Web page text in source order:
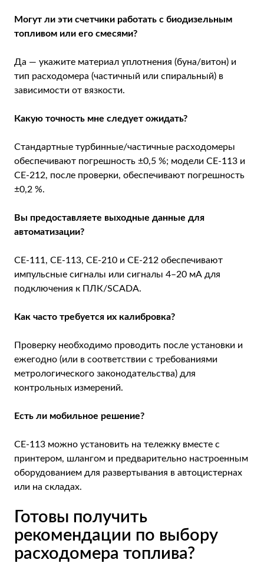
Могут ли эти счетчики работать с биодизельным
топливом или его смесями?
Да — укажите материал уплотнения (буна/витон) и
тип расходомера (частичный или спиральный) в
зависимости от вязкости.
Какую точность мне следует ожидать?
Стандартные турбинные/частичные расходомеры
обеспечивают погрешность ±0,5 %; модели CE-113 и
CE-212, после проверки, обеспечивают погрешность
±0,2 %.
Вы предоставляете выходные данные для
автоматизации?
CE-111, CE-113, CE-210 и CE-212 обеспечивают
импульсные сигналы или сигналы 4–20 мА для
подключения к ПЛК/SCADA.
Как часто требуется их калибровка?
Проверку необходимо проводить после установки и
ежегодно (или в соответствии с требованиями
метрологического законодательства) для
контрольных измерений.
Есть ли мобильное решение?
CE-113 можно установить на тележку вместе с
принтером, шлангом и предварительно настроенным
оборудованием для развертывания в автоцистернах
или на складах.
Готовы получить
рекомендации по выбору
расходомера топлива?